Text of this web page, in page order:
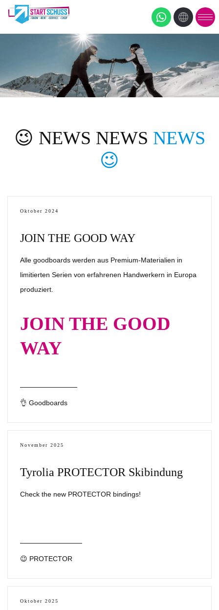
😉 NEWS NEWS NEWS
😉
Oktober 2024
JOIN THE GOOD WAY
Alle goodboards werden aus Premium-Materialien in
limitierten Serien von erfahrenen Handwerkern in Europa
produziert.
JOIN THE GOOD
WAY
👌 Goodboards
November 2025
Tyrolia PROTECTOR Skibindung
Check the new PROTECTOR bindings!
😉 PROTECTOR
Oktober 2025